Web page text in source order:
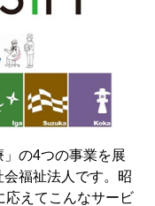
」の4つの事業を展
福祉法人です。昭
応えてこんなサービ